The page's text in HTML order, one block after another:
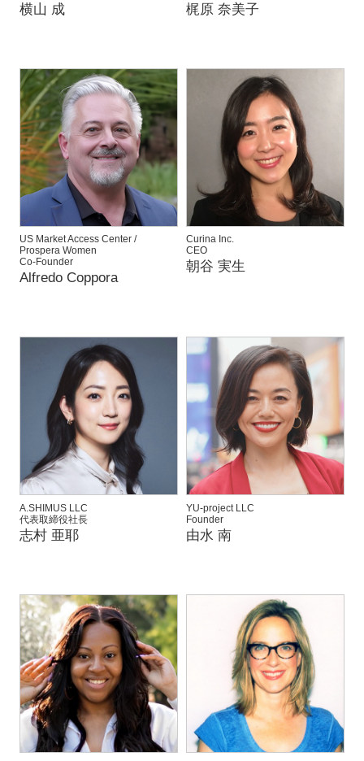
横山 成 梶原 奈美子
US Market Access Center /
Prospera Women
Co-Founder
Alfredo Coppora
Curina Inc.
CEO
朝谷 実生
A.SHIMUS LLC
代表取締役社長
志村 亜耶
YU-project LLC
Founder
由水 南